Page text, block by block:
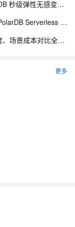
数据库在线扩容业务受影响吗？阿里云 PolarDB 秒级弹性无感变配解析
云数据库 Serverless 模式怎么收费？阿里云 PolarDB Serverless 按需计费解析
什么是函数计算 FC？CU 计费模式、免费额度、场景成本对比全说明
更多